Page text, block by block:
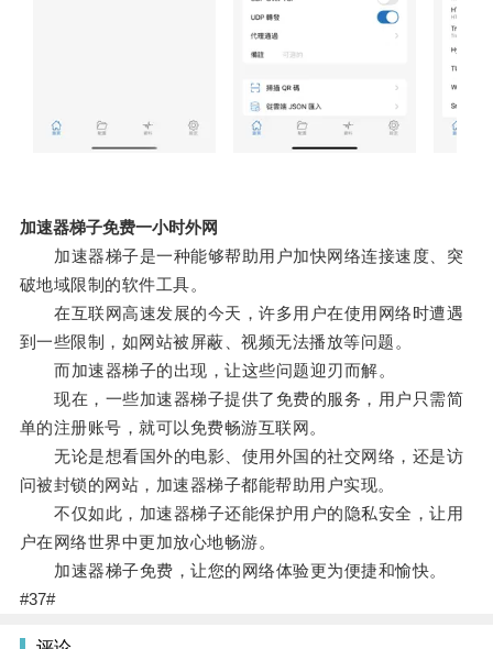
加速器梯子免费一小时外网
加速器梯子是一种能够帮助用户加快网络连接速度、突
破地域限制的软件工具。
在互联网高速发展的今天，许多用户在使用网络时遭遇
到一些限制，如网站被屏蔽、视频无法播放等问题。
而加速器梯子的出现，让这些问题迎刃而解。
现在，一些加速器梯子提供了免费的服务，用户只需简
单的注册账号，就可以免费畅游互联网。
无论是想看国外的电影、使用外国的社交网络，还是访
问被封锁的网站，加速器梯子都能帮助用户实现。
不仅如此，加速器梯子还能保护用户的隐私安全，让用
户在网络世界中更加放心地畅游。
加速器梯子免费，让您的网络体验更为便捷和愉快。
#37#